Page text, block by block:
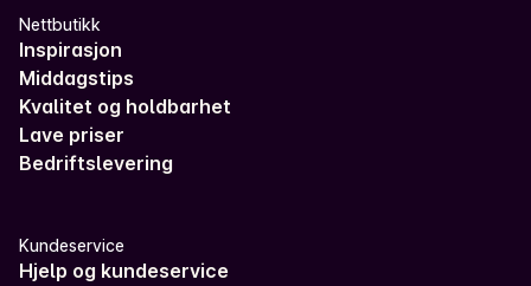
Nettbutikk
Inspirasjon
Middagstips
Kvalitet og holdbarhet
Lave priser
Bedriftslevering
Kundeservice
Hjelp og kundeservice